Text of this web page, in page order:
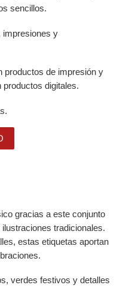
sencillos.
impresiones y
productos de impresión y
digitales.
de estilo Vintage
gracias a este conjunto
tradicionales.
estas etiquetas aportan
verdes festivos y detalles